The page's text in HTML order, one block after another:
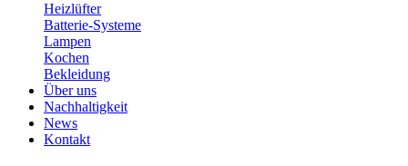
Heizlüfter
Batterie-Systeme
Lampen
Kochen
Bekleidung
Über uns
Nachhaltigkeit
News
Kontakt